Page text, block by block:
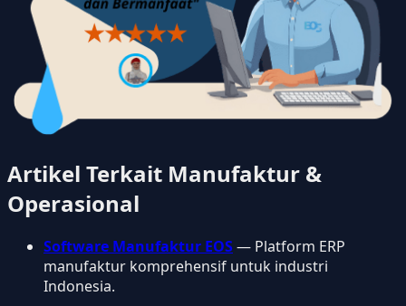
Artikel Terkait Manufaktur &
Operasional
Software Manufaktur EOS— Platform ERP
manufaktur komprehensif untuk industri
Indonesia.